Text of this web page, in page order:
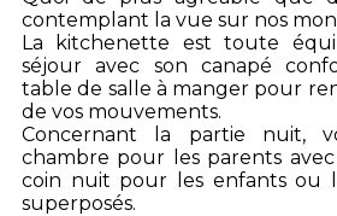
contemplant la vue sur nos
La kitchenette est toute
séjour avec son canapé
table de salle à manger pour
de vos mouvements.
Concernant la partie nuit,
chambre pour les parents
coin nuit pour les enfants ou
superposés.